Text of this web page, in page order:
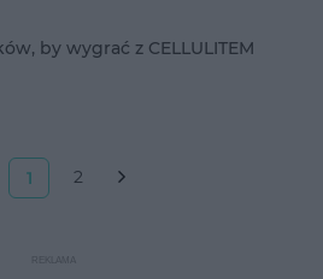
by wygrać z CELLULITEM
1 2